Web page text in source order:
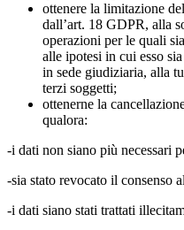
ottenere la limitazione
dall’art. 18 GDPR, alla
operazioni per le quali
alle ipotesi in cui esso
in sede giudiziaria, alla
terzi soggetti;
ottenerne la
qualora:
-i dati non siano più necessari
-sia stato revocato il consenso
-i dati siano stati trattati